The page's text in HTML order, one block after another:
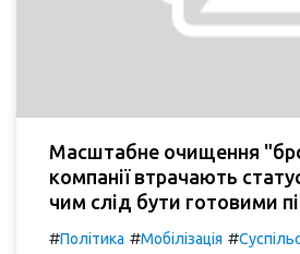
Масштабне очищення
компанії втрачають
чим слід бути готовими
#Політика #Мобілізація #